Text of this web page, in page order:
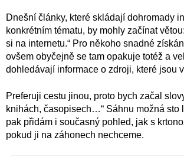
Dnešní články, které skládají dohromady
konkrétním tématu, by mohly začínat
si na internetu.“ Pro někoho snadné
ovšem obyčejně se tam opakuje totéž a
dohledávají informace o zdroji, které jsou
Preferuji cestu jinou, proto bych začal
knihách, časopisech…“ Sáhnu možná sto
pak přidám i současný pohled, jak s
pokud ji na záhonech nechceme.